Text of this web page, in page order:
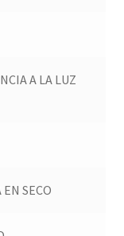
A LA LUZ
SECO